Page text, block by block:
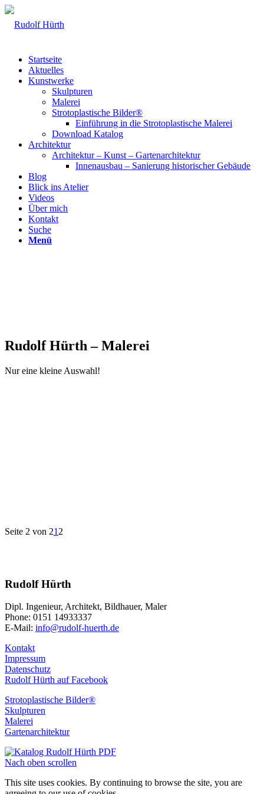
Startseite
Aktuelles
Kunstwerke
Skulpturen
Malerei
Strotoplastische Bilder®
Einführung in die Strotoplastische Malerei
Download Katalog
Architektur
Architektur – Kunst – Gartenarchitektur
Innenausbau – Sanierung historischer Gebäude
Blog
Blick ins Atelier
Videos
Über mich
Kontakt
Suche
Menü
Rudolf Hürth – Malerei
Nur eine kleine Auswahl!
Seite 2 von 21 2
Rudolf Hürth
Dipl. Ingenieur, Architekt, Bildhauer, Maler
Phone: 0151 14933337
E-Mail: info@rudolf-huerth.de
Kontakt
Impressum
Datenschutz
Rudolf Hürth auf Facebook
Strotoplastische Bilder®
Skulpturen
Malerei
Gartenarchitektur
Nach oben scrollen
This site uses cookies. By continuing to browse the site, you are